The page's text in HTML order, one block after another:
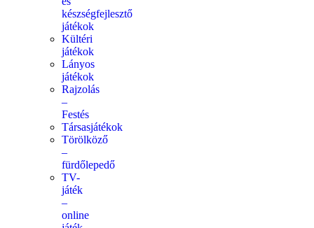
készségfejlesztő
játékok
Kültéri
játékok
Lányos
játékok
Rajzolás
–
Festés
Társasjátékok
Törölköző
–
fürdőlepedő
TV-
játék
–
online